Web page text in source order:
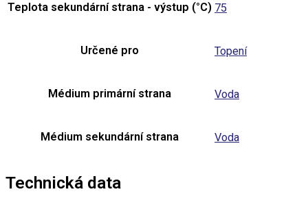
Teplota sekundární strana - výstup (°C) 75
Určené pro Topení
Médium primární strana Voda
Médium sekundární strana Voda
Technická data